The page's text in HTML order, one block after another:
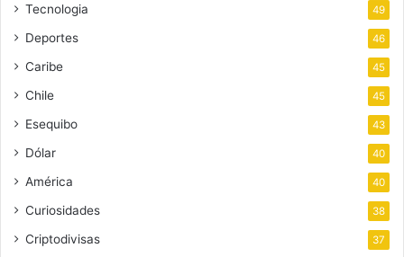
Tecnologia 49
Deportes 46
Caribe 45
Chile 45
Esequibo 43
Dólar 40
América 40
Curiosidades 38
Criptodivisas 37